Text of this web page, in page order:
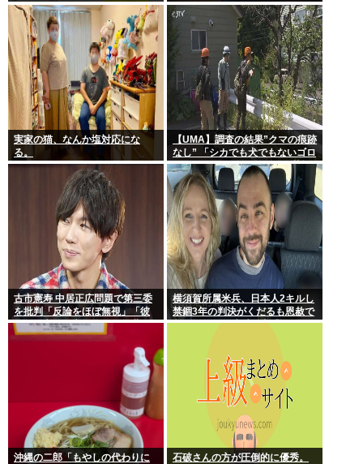
イスをくれ
実家の猫、なんか塩対応にな
る。
【UMA】調査の結果”クマの痕跡
なし” 「シカでも犬でもないゴロ
ンとして黒い動物を見た」 札幌
市清田区
古市憲寿 中居正広問題で第三委
を批判「反論をほぼ無視」「彼
らが一方的に言ったことが世の
中に定着してしまう」橋下徹も
横須賀所属米兵、日本人2キルし
禁錮3年の判決がくだるも恩赦で
釈放！ニュー速愛国者「辺野
沖縄の二郎「もやしの代わりに
石破さんの方が圧倒的に優秀。